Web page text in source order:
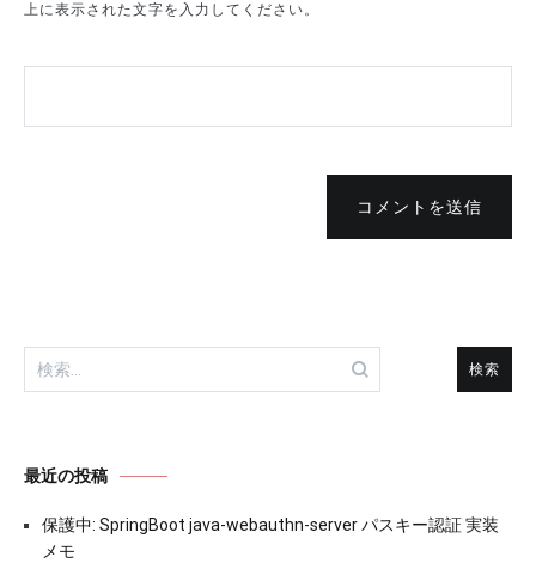
上に表示された文字を入力してください。
コメントを送信
検
索:
最近の投稿
保護中: SpringBoot java-webauthn-server パスキー認証 実装
メモ